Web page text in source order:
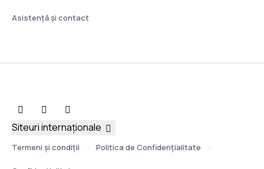
Asistenţă şi contact
Termeni şi condiţii Politica de Confidențialitate
Siteuri internaționale